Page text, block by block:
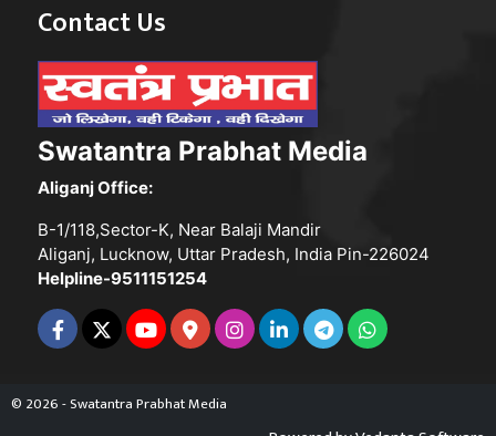
Contact Us
Swatantra Prabhat Media
Aliganj Office:
B-1/118,Sector-K, Near Balaji Mandir
Aliganj, Lucknow, Uttar Pradesh, India Pin-226024
Helpline-9511151254
© 2026 - Swatantra Prabhat Media